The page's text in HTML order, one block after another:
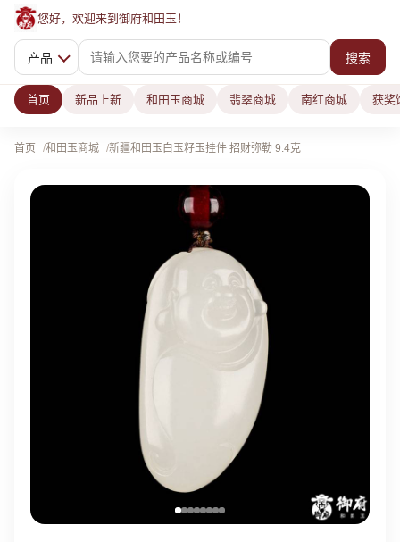
您好，欢迎来到御府和田玉！
产品 搜索
首页 新品上新 和田玉商城 翡翠商城 南红商城 获奖
首页 和田玉商城 新疆和田玉白玉籽玉挂件 招财弥勒 9.4克